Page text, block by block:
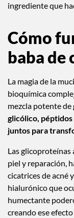
ingrediente que
Cómo
baba de
La magia de la
bioquímica
mezcla potente de
glicólico,
juntos para
Las glicoproteínas
piel y reparación,
cicatrices de acné
hialurónico que
humectante
creando ese